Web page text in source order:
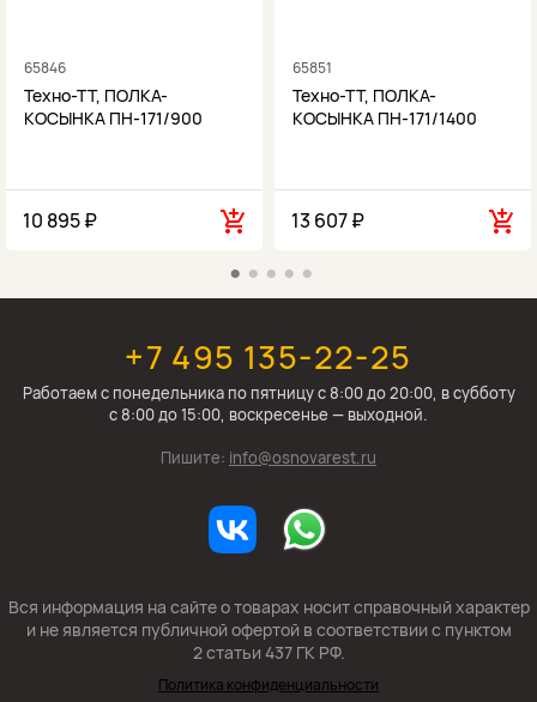
65846
Техно-ТТ, ПОЛКА-
КОСЫНКА ПН-171/900
10 895 ₽
65851
Техно-ТТ, ПОЛКА-
КОСЫНКА ПН-171/1400
13 607 ₽
Вся информация на сайте о товарах носит справочный характер
и не является публичной офертой в соответствии с пунктом
2 статьи 437 ГК РФ.
Политика конфиденциальности
+7 495 135-22-25
Работаем c понедельника по пятницу с 8:00 до 20:00, в субботу
с 8:00 до 15:00, воскресенье — выходной.
Пишите: info@osnovarest.ru